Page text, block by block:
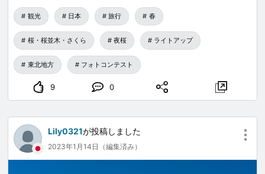
り」には、県内外から多くの人々が訪れます。
観光 日本 旅行 春
桜・桜並木・さくら 夜桜 ライトアップ
東北地方 フォトコンテスト
9 0
Lily0321が投稿しました
2023年1月14日（編集済み）